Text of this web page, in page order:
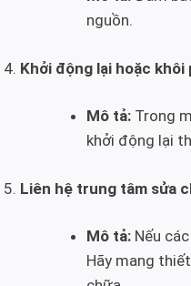
nguồn.
Khởi động lại hoặc
Mô tả: Trong
khởi động lại
Liên hệ trung tâm sửa
Mô tả: Nếu
Hãy mang